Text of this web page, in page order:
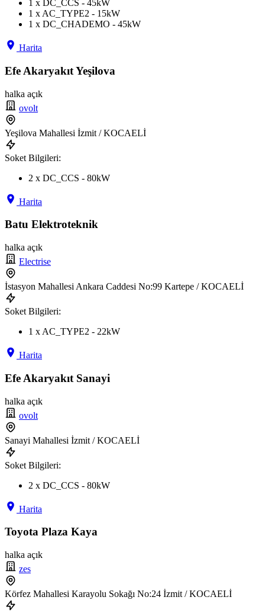
1 x DC_CCS - 45kW
1 x AC_TYPE2 - 15kW
1 x DC_CHADEMO - 45kW
Harita
Efe Akaryakıt Yeşilova
halka açık
ovolt
Yeşilova Mahallesi İzmit / KOCAELİ
Soket Bilgileri:
2 x DC_CCS - 80kW
Harita
Batu Elektroteknik
halka açık
Electrise
İstasyon Mahallesi Ankara Caddesi No:99 Kartepe / KOCAELİ
Soket Bilgileri:
1 x AC_TYPE2 - 22kW
Harita
Efe Akaryakıt Sanayi
halka açık
ovolt
Sanayi Mahallesi İzmit / KOCAELİ
Soket Bilgileri:
2 x DC_CCS - 80kW
Harita
Toyota Plaza Kaya
halka açık
zes
Körfez Mahallesi Karayolu Sokağı No:24 İzmit / KOCAELİ